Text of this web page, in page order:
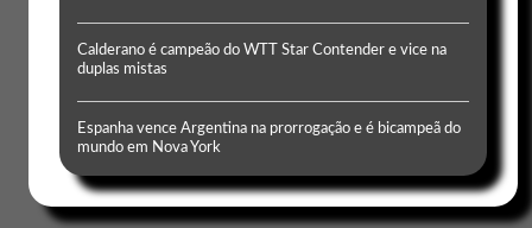
Calderano é campeão do WTT Star Contender e vice na
duplas mistas
Espanha vence Argentina na prorrogação e é bicampeã do
mundo em Nova York